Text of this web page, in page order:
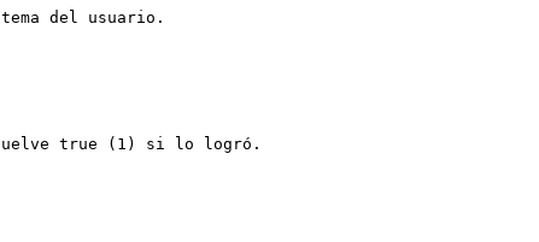
del usuario.
true (1) si lo logró.